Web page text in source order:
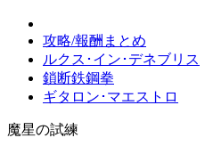
攻略/報酬まとめ
ルクス･イン･デネブリス
鎖断鉄鋼拳
ギタロン･マエストロ
魔星の試練